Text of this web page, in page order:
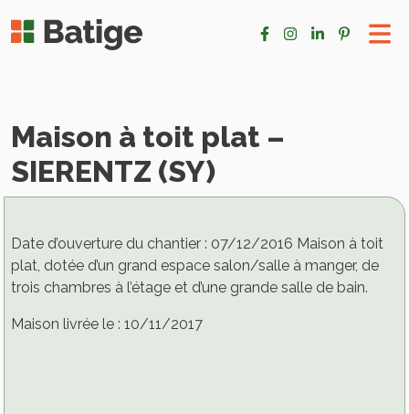
Maison à toit plat –
SIERENTZ (SY)
Date d’ouverture du chantier : 07/12/2016 Maison à toit
plat, dotée d’un grand espace salon/salle à manger, de
trois chambres à l’étage et d’une grande salle de bain.
Maison livrée le : 10/11/2017